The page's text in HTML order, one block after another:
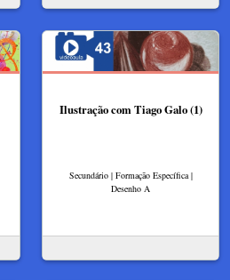
Ilustração com Tiago Galo (1)
Secundário | Formação Específica |
Desenho A